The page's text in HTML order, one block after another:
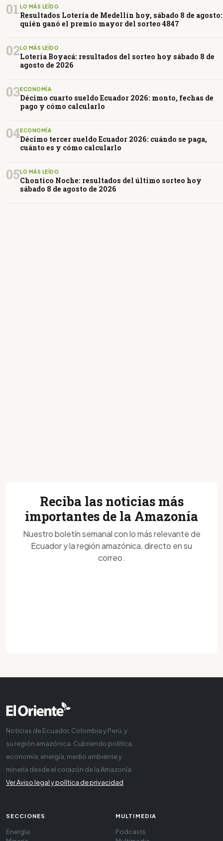
01 LO MÁS LEÍDO
Resultados Lotería de Medellín hoy, sábado 8 de agosto:
quién ganó el premio mayor del sorteo 4847
02 LO MÁS LEÍDO
Lotería Boyacá: resultados del sorteo hoy sábado 8 de
agosto de 2026
03ECONOMÍA
Décimo cuarto sueldo Ecuador 2026: monto, fechas de
pago y cómo calcularlo
04ECONOMÍA
Décimo tercer sueldo Ecuador 2026: cuándo se paga,
cuánto es y cómo calcularlo
05 LO MÁS LEÍDO
Chontico Noche: resultados del último sorteo hoy
sábado 8 de agosto de 2026
Reciba las noticias más
importantes de la Amazonía
Nuestro boletín semanal con lo más relevante de
Ecuador y la región amazónica, directo en su
correo.
Noticias de Ecuador, Colombia y Perú, y
su región amazónica. Cubriendo política,
economía, energía, medio ambiente y
minería desde el corazón de la Amazonía
Ver Aviso legal y política de privacidad
SECCIONES
Energía
MULTIMEDIA
Podcasts